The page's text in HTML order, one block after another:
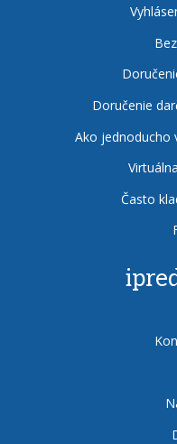
Doručenie
Ako jednoducho
Často